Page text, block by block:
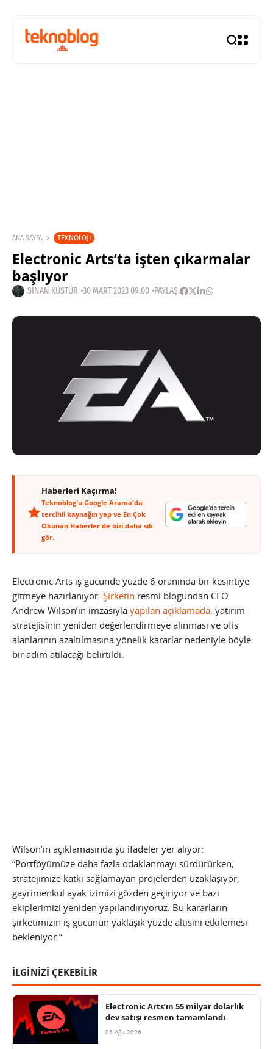
ANA SAYFA TEKNOLOJI
Electronic Arts’ta işten çıkarmalar
başlıyor
SINAN KÜSTÜR 30 MART 2023 09:00 PAYLAŞ:
Haberleri Kaçırma!
Teknoblog'u Google Arama'da
tercihli kaynağın yap ve En Çok
Okunan Haberler'de bizi daha sık
gör.
Electronic Arts iş gücünde yüzde 6 oranında bir kesintiye
gitmeye hazırlanıyor. Şirketin resmi blogundan CEO
Andrew Wilson’ın imzasıyla yapılan açıklamada, yatırım
stratejisinin yeniden değerlendirmeye alınması ve ofis
alanlarının azaltılmasına yönelik kararlar nedeniyle böyle
bir adım atılacağı belirtildi.
Wilson’ın açıklamasında şu ifadeler yer alıyor:
“Portföyümüze daha fazla odaklanmayı sürdürürken;
stratejimize katkı sağlamayan projelerden uzaklaşıyor,
gayrimenkul ayak izimizi gözden geçiriyor ve bazı
ekiplerimizi yeniden yapılandırıyoruz. Bu kararların
şirketimizin iş gücünün yaklaşık yüzde altısını etkilemesi
bekleniyor.”
İLGİNİZİ ÇEKEBİLİR
Electronic Arts’ın 55 milyar dolarlık
dev satışı resmen tamamlandı
05 Ağu 2026